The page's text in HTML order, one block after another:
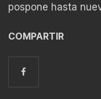
pospone hasta
COMPARTIR